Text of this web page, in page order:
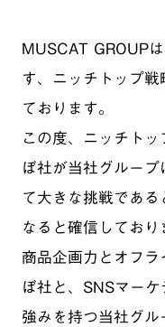
MUSCAT GROUP
す、ニッチトップ
ております。
この度、ニッチト
ぼ社が当社グルー
て大きな挑戦であ
なると確信しており
商品企画力とオフラ
ぼ社と、SNSマー
強みを持つ当社グル